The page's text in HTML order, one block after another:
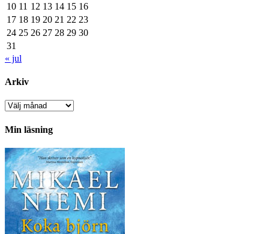
10 11 12 13 14 15 16
17 18 19 20 21 22 23
24 25 26 27 28 29 30
31
« jul
Arkiv
Arkiv
Min läsning